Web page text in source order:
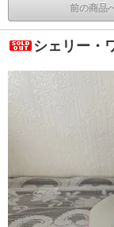
前の商品
シェリー・